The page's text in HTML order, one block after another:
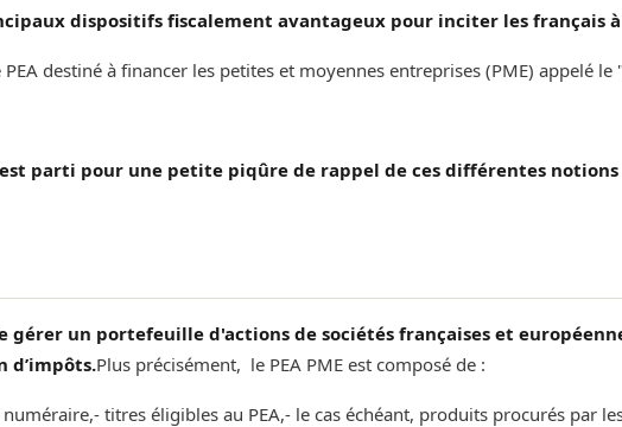
dispositifs fiscalement avantageux pour inciter les français
destiné à financer les petites et moyennes entreprises (PME) appelé le "
parti pour une petite piqûre de rappel de ces différentes notions
un portefeuille d'actions de sociétés françaises et
d’impôts.‌‌‌‌Plus précisément, le PEA PME est composé de :
titres éligibles au PEA,- le cas échéant, produits procurés par